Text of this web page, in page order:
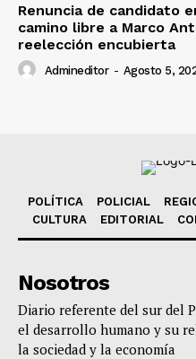
Renuncia de candidato
camino libre a Marco
reelección encubierta
Admineditor - Agosto 5,
POLÍTICA POLICIAL
CULTURA
EDITORIAL
Nosotros
Diario referente del sur del
el desarrollo humano y su
la sociedad y la economía